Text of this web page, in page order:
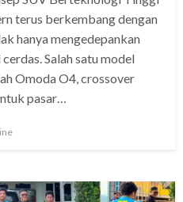
terus berkembang dengan
hanya mengedepankan
Salah satu model
Omoda O4, crossover
pasar…